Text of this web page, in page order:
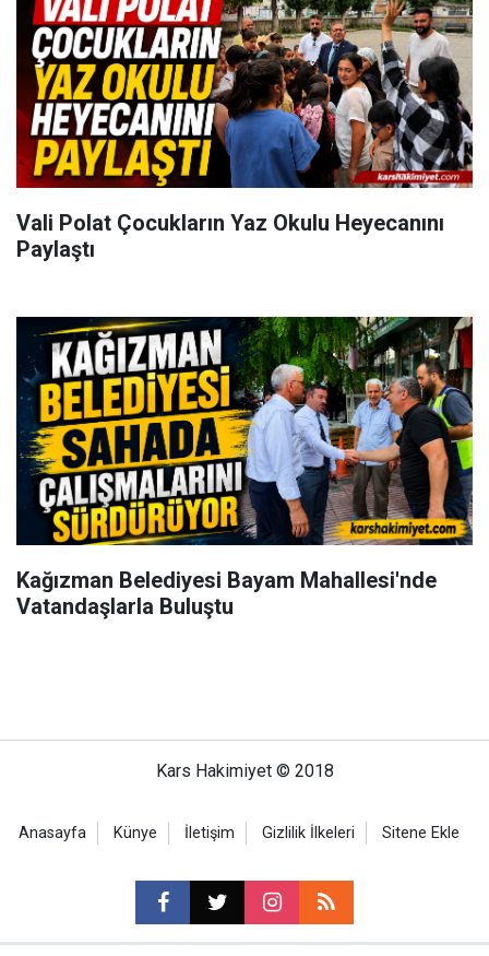
Vali Polat Çocukların Yaz Okulu Heyecanını
Paylaştı
Kağızman Belediyesi Bayam Mahallesi'nde
Vatandaşlarla Buluştu
Kars Hakimiyet © 2018
Anasayfa Künye İletişim Gizlilik İlkeleri Sitene Ekle